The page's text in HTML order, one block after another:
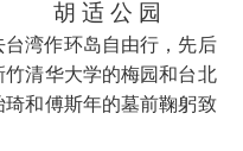
胡 适 公 园
湾作环岛自由行，先后
清华大学的梅园和台北
和傅斯年的墓前鞠躬致